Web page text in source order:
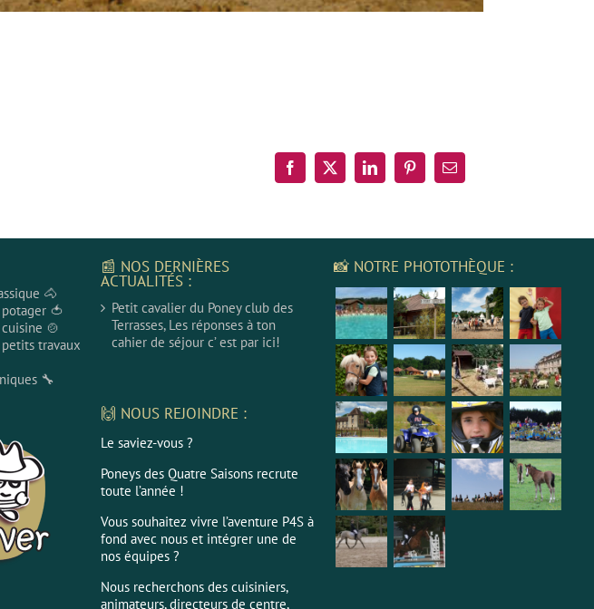
Facebook
X LinkedInPinterestEmail
🐴
🍅
🍲
travaux
🔧
📰 NOS DERNIÈRES
ACTUALITÉS :
Petit cavalier du Poney club des
Terrasses, Les réponses à ton
cahier de séjour c’ est par ici!
🙌 NOUS REJOINDRE :
Le saviez-vous ?
Poneys des Quatre Saisons recrute
toute l’année !
Vous souhaitez vivre l’aventure P4S à
fond avec nous et intégrer une de
nos équipes ?
Nous recherchons des cuisiniers,
animateurs, directeurs de centre,
📸 NOTRE PHOTOTHÈQUE :